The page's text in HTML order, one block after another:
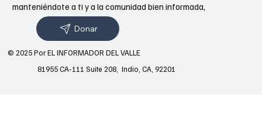
manteniéndote a ti y a la comunidad bien informada,
Donar
81955 CA-111 Suite 208, Indio, CA, 92201
© 2025 Por EL INFORMADOR DEL VALLE